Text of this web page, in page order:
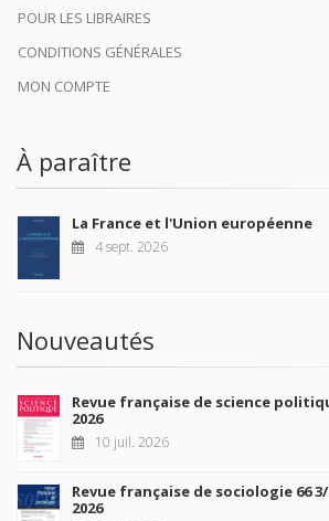
POUR LES LIBRAIRES
CONDITIONS GÉNÉRALES
MON COMPTE
À paraître
La France et l'Union européenne
4 sept. 2026
Nouveautés
Revue française de science
2026
10 juil. 2026
Revue française de sociologie 66
2026